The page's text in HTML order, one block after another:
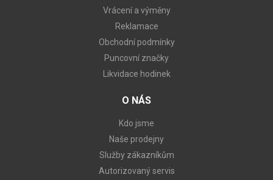
Vrácení a výměny
Reklamace
Obchodní podmínky
Puncovní značky
Likvidace hodinek
O NÁS
Kdo jsme
Naše prodejny
Služby zákazníkům
Autorizovaný servis